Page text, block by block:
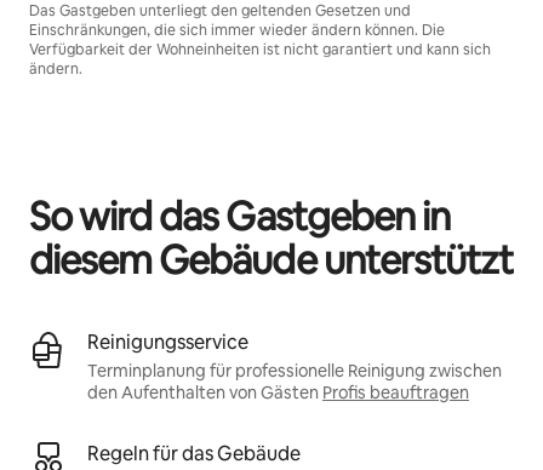
Das Gastgeben unterliegt den geltenden Gesetzen und
Einschränkungen, die sich immer wieder ändern können. Die
Verfügbarkeit der Wohneinheiten ist nicht garantiert und kann sich
ändern.
So wird das Gastgeben in
diesem Gebäude unterstützt
Reinigungsservice
Terminplanung für professionelle Reinigung zwischen
den Aufenthalten von Gästen Profis beauftragen
Regeln für das Gebäude